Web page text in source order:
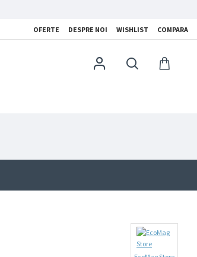
OFERTE DESPRE NOI WISHLIST COMPARA